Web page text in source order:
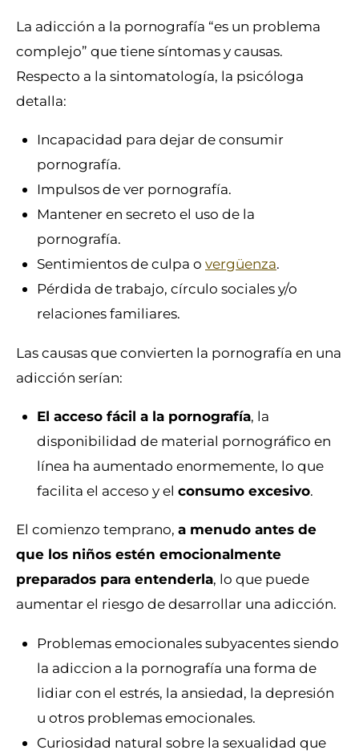
La adicción a la pornografía “es un problema
complejo” que tiene síntomas y causas.
Respecto a la sintomatología, la psicóloga
detalla:
Incapacidad para dejar de consumir
pornografía.
Impulsos de ver pornografía.
Mantener en secreto el uso de la
pornografía.
Sentimientos de culpa o vergüenza.
Pérdida de trabajo, círculo sociales y/o
relaciones familiares.
Las causas que convierten la pornografía en una
adicción serían:
El acceso fácil a la pornografía, la
disponibilidad de material pornográfico en
línea ha aumentado enormemente, lo que
facilita el acceso y el consumo excesivo.
El comienzo temprano, a menudo antes de
que los niños estén emocionalmente
preparados para entenderla, lo que puede
aumentar el riesgo de desarrollar una adicción.
Problemas emocionales subyacentes siendo
la adiccion a la pornografía una forma de
lidiar con el estrés, la ansiedad, la depresión
u otros problemas emocionales.
Curiosidad natural sobre la sexualidad que